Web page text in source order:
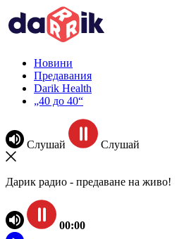
Новини
Предавания
Darik Health
„40 до 40“
Слушай Слушай
Дарик радио - предаване на живо!
00:00